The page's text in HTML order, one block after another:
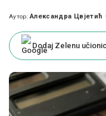
Posted
Аутор: Александра Цвјетић
Dodaj Zelenu